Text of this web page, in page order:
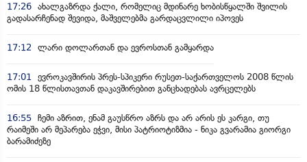
17:26 ახალგაზრდა ქალი, რომელიც მდინარე ხობისწყალში შვილის
გადასარჩენად შევიდა, მაშველებმა გარდაცვლილი იპოვეს
17:12 ლარი დოლართან და ევროსთან გამყარდა
17:01
ევროკავშირის პრეს-სპიკერი რუსეთ-საქართველოს 2008 წლის
ომის 18 წლისთავთან დაკავშირებით განცხადებას ავრცელებს
16:55 ჩემი აზრით, ენამ გაუსწრო აზრს და არ არის ეს კარგი, თუ
რაიმეში არ მეპარება ეჭვი, მისი პატრიოტიზმია - ნიკა გვარამია გიორგი
ბარამიძეზე